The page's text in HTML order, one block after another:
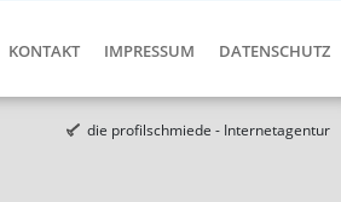
KONTAKT IMPRESSUM DATENSCHUTZ
die profilschmiede - Internetagentur